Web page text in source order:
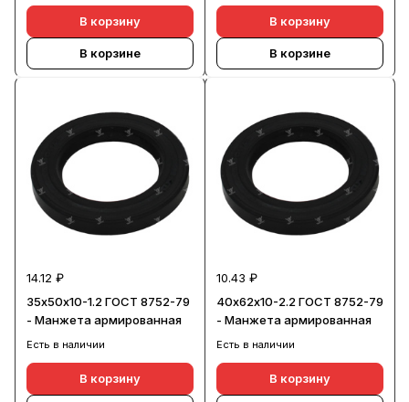
В корзину
В корзине
В корзину
В корзине
14.12 ₽
35х50х10-1.2 ГОСТ 8752-79
- Манжета армированная
Есть в наличии
В корзину
10.43 ₽
40х62х10-2.2 ГОСТ 8752-79
- Манжета армированная
Есть в наличии
В корзину